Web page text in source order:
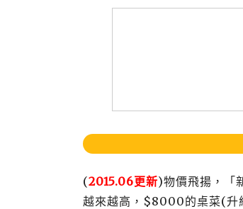
(2015.06更新)物價飛揚，「
越來越高，$8000的桌菜(升